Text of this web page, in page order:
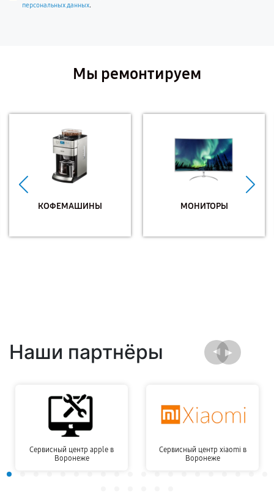
персональных данных.
Мы ремонтируем
КОФЕМАШИНЫ МОНИТОРЫ
Наши партнёры
Сервисный центр apple в
Воронеже
Сервисный центр xiaomi в
Воронеже